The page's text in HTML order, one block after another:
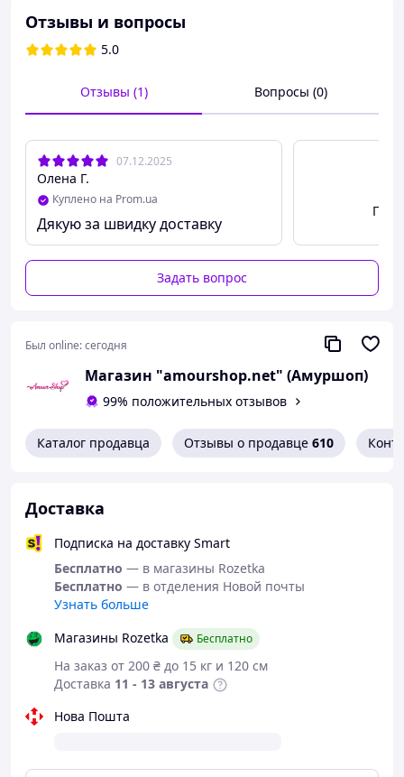
Характеристики:
Цвет:Белый
Назначение:Традиционный свадебный
аксессуар
Отзывы и вопросы
5.0
Отзывы (1) Вопросы (0)
07.12.2025
Олена Г.
Куплено на Prom.ua
Дякую за швидку доставку
Задать вопрос
Был online:сегодня
Магазин "amourshop.net" (Амуршоп)
99% положительных отзывов
Каталог продавца Отзывы о продавце 610
Доставка
Подписка на доставку Smart
Бесплатно — в магазины Rozetka
Бесплатно — в отделения Новой почты
Узнать больше
Магазины Rozetka
Бесплатно
На заказ от 200 ₴ до 15 кг и 120 см
Доставка 11 - 13 августа
Нова Пошта